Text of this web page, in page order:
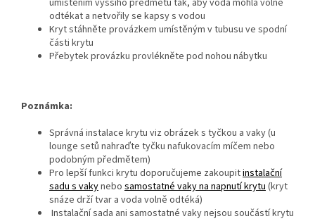
odtékat a netvořily se kapsy s vodou
Kryt stáhněte provázkem umístěným v tubusu ve spodní
části krytu
Přebytek provázku provlékněte pod nohou nábytku
Poznámka:
Správná instalace krytu viz obrázek s tyčkou a vaky (u
lounge setů nahraďte tyčku nafukovacím míčem nebo
podobným předmětem)
Pro lepší funkci krytu doporučujeme zakoupitinstalační
sadu s vakynebo samostatné vaky na napnutí krytu (kryt
snáze drží tvar a voda volně odtéká)
Instalační sada ani samostatné vaky nejsou součástí krytu